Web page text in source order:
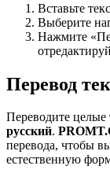
Вставьте
Выберите
Нажмите
Перевод
Переводите целые
русский.
перевода, чтобы
естественную